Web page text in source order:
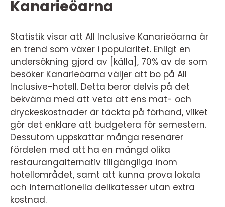
Kanarieöarna
Statistik visar att All Inclusive Kanarieöarna är
en trend som växer i popularitet. Enligt en
undersökning gjord av [källa], 70% av de som
besöker Kanarieöarna väljer att bo på All
Inclusive-hotell. Detta beror delvis på det
bekväma med att veta att ens mat- och
dryckeskostnader är täckta på förhand, vilket
gör det enklare att budgetera för semestern.
Dessutom uppskattar många resenärer
fördelen med att ha en mängd olika
restaurangalternativ tillgängliga inom
hotellområdet, samt att kunna prova lokala
och internationella delikatesser utan extra
kostnad.